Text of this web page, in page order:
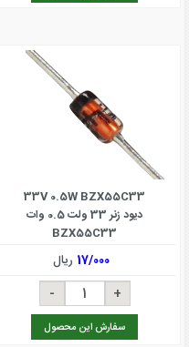
33V 0.5W BZX55C33
دیود زنر 33 ولت 0.5 وات
BZX55C33
17/000 ریال
سفارش این محصول